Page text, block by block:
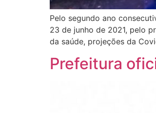
Pelo segundo ano
23 de junho de 2021, pelo
da saúde, projeções da
Prefeitura